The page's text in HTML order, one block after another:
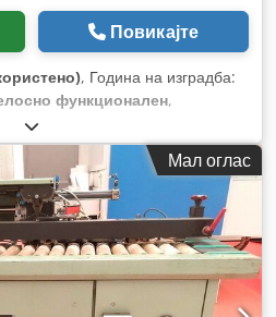
Повикајте
, Година на изградба:
функционален,
Мал оглас